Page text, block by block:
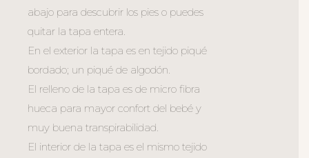
abajo para descubrir los pies o puedes
quitar la tapa entera.
En el exterior la tapa es en tejido piqué
bordado; un piqué de algodón.
El relleno de la tapa es de micro fibra
hueca para mayor confort del bebé y
muy buena transpirabilidad.
El interior de la tapa es el mismo tejido